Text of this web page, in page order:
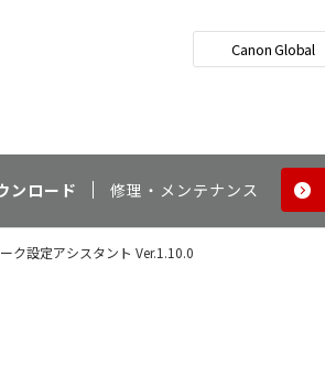
Canon Global
ンロード 修理・メンテナンス
ク設定アシスタント Ver.1.10.0